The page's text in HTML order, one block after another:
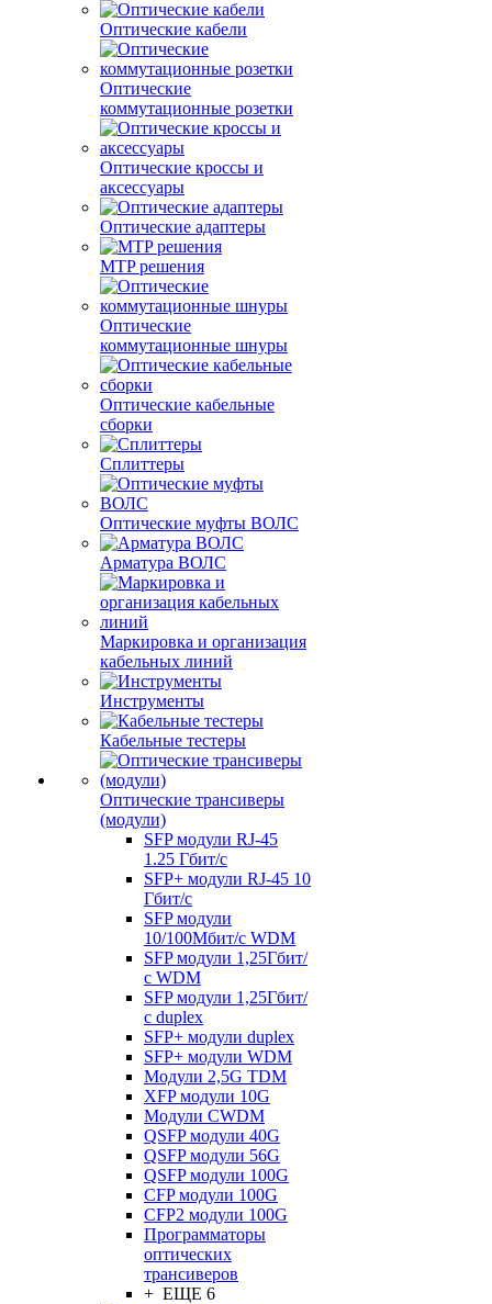
Оптические кабели
Оптические
коммутационные розетки
Оптические кроссы и
аксессуары
Оптические адаптеры
MTP решения
Оптические
коммутационные шнуры
Оптические кабельные
сборки
Сплиттеры
Оптические муфты ВОЛС
Арматура ВОЛС
Маркировка и организация
кабельных линий
Инструменты
Кабельные тестеры
Оптические трансиверы
(модули)
SFP модули RJ-45
1.25 Гбит/c
SFP+ модули RJ-45 10
Гбит/c
SFP модули
10/100Мбит/с WDM
SFP модули 1,25Гбит/
с WDM
SFP модули 1,25Гбит/
с duplex
SFP+ модули duplex
SFP+ модули WDM
Модули 2,5G TDM
XFP модули 10G
Модули CWDM
QSFP модули 40G
QSFP модули 56G
QSFP модули 100G
CFP модули 100G
CFP2 модули 100G
Программаторы
оптических
трансиверов
+ ЕЩЕ 6